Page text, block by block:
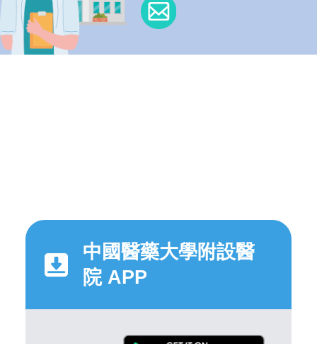
中國醫藥大學附設醫
院 APP